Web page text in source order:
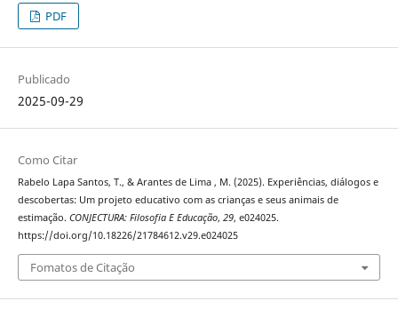
PDF
Publicado
2025-09-29
Como Citar
Rabelo Lapa Santos, T., & Arantes de Lima , M. (2025). Experiências, diálogos e
descobertas: Um projeto educativo com as crianças e seus animais de
estimação. CONJECTURA: Filosofia E Educação, 29, e024025.
https://doi.org/10.18226/21784612.v29.e024025
Fomatos de Citação